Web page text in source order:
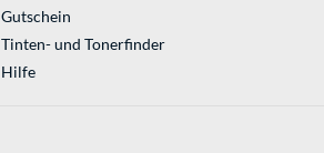
Gutschein
Tinten- und Tonerfinder
Hilfe